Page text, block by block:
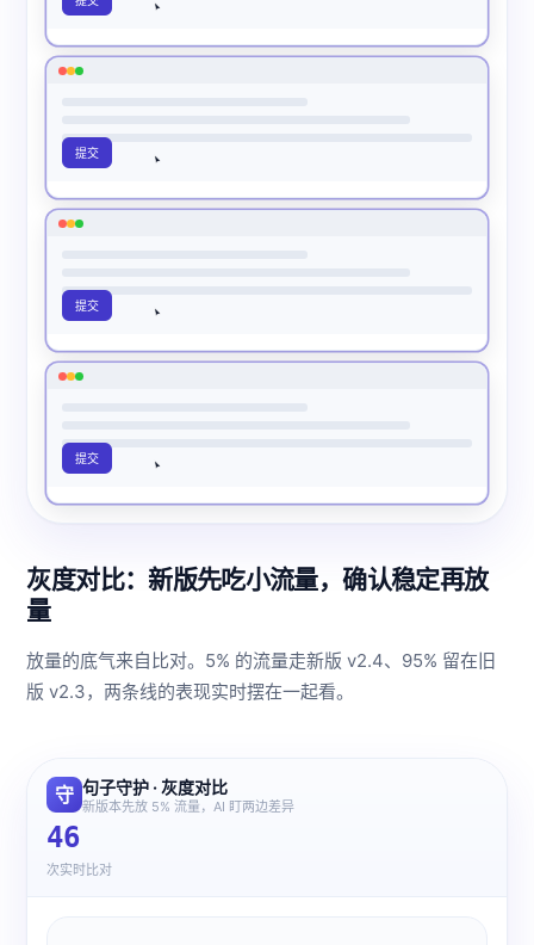
提交
提交
提交
灰度对比：新版先吃小流量，确认稳定再放
量
放量的底气来自比对。5% 的流量走新版 v2.4、95% 留在旧
版 v2.3，两条线的表现实时摆在一起看。
守 句子守护 · 灰度对比
新版本先放 5% 流量，AI 盯两边差异
46
次实时比对